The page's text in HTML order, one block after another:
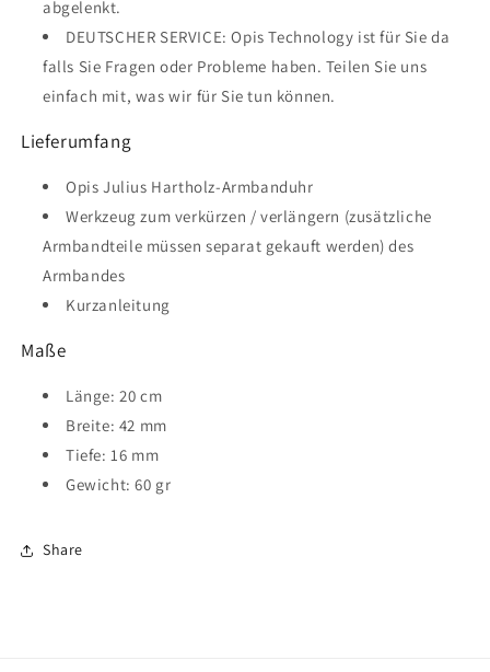
abgelenkt.
DEUTSCHER SERVICE: Opis Technology ist für Sie da
falls Sie Fragen oder Probleme haben. Teilen Sie uns
einfach mit, was wir für Sie tun können.
Lieferumfang
Opis Julius Hartholz-Armbanduhr
Werkzeug zum verkürzen / verlängern (zusätzliche
Armbandteile müssen separat gekauft werden) des
Armbandes
Kurzanleitung
Maße
Länge: 20 cm
Breite: 42 mm
Tiefe: 16 mm
Gewicht: 60 gr
Share